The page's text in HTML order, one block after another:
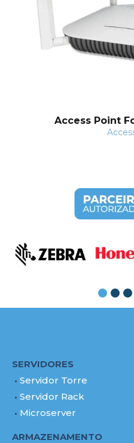
Access Point
SERVIDORES
Servidor Torre
Servidor Rack
Microserver
ARMAZENAMENTO